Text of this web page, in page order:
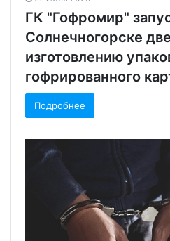
ГК "Гофромир"
Солнечногорске
изготовлению
гофрированного
Подробнее